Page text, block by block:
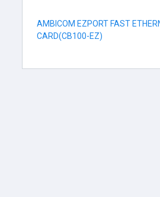
AMBICOM EZPORT FAST
CARD(CB100-EZ)